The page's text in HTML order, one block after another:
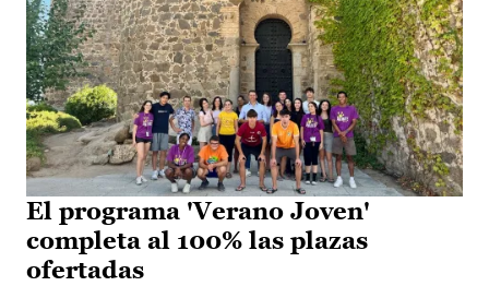
El programa 'Verano Joven'
completa al 100% las plazas
ofertadas